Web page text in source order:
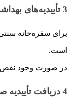
3 تأییدیه‌های
برای سفره‌خانه
است.
در صورت وجود نقص،
4 دریافت